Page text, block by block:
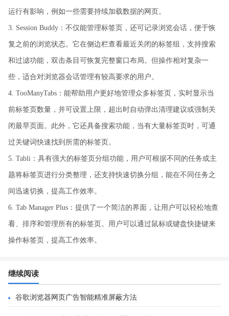
运行有影响，例如一些需要持续加载数据的网页。
3. Session Buddy：不仅能管理标签页，还可记录浏览会话，便于恢
复之前的浏览状态。它在侧边栏查看最近关闭的标签组，支持搜索
和过滤功能，双击条目可恢复完整窗口布局。但操作相对复杂一
些，适合对浏览器会话管理有较高要求的用户。
4. TooManyTabs：能帮助用户更好地管理众多标签页，实时显示当
前标签页数量，并可设置上限，超出时自动弹出清理建议或强制关
闭最早页面。此外，它还具备搜索功能，当有大量标签页时，可通
过关键词快速找到所需的标签页。
5. Tabli：具有强大的标签页分组功能，用户可根据不同的任务或主
题将标签页进行分类整理，还支持快速切换分组，能在不同任务之
间迅速切换，提高工作效率。
6. Tab Manager Plus：提供了一个简洁的界面，让用户可以轻松地查
看、排序和管理所有的标签页。用户可以通过鼠标或键盘快捷键来
操作标签页，提高工作效率。
继续阅读
谷歌浏览器网页广告智能精准屏蔽方法